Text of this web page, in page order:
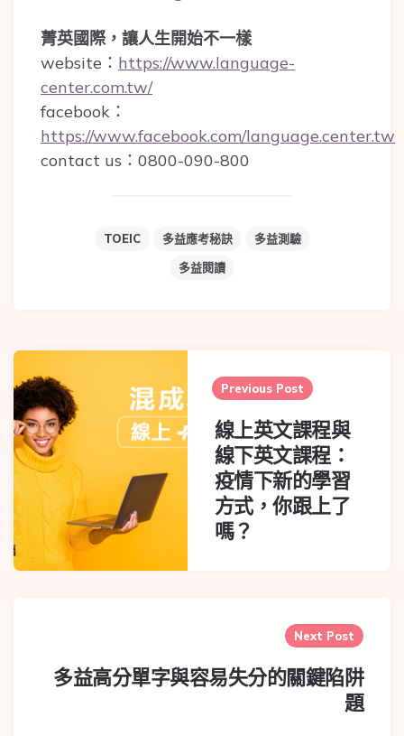
菁英國際，讓人生開始不一樣
website： https://www.language-
center.com.tw/
facebook：
https://www.facebook.com/language.center.tw
contact us：0800-090-800
TOEIC 多益應考秘訣
多益測驗
多益閱讀
Post
navigation
Previous Post
線上英文課程與
線下英文課程：
疫情下新的學習
方式，你跟上了
嗎？
Next Post
多益高分單字與容易失分的關鍵陷阱
題